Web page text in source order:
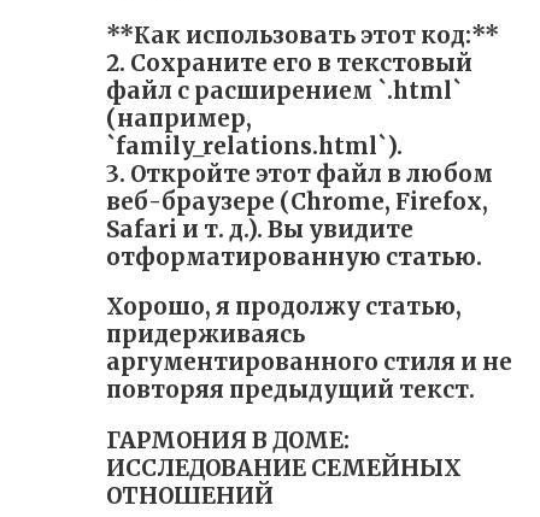
**Как использовать этот код:**
2. Сохраните его в текстовый
файл с расширением `.html`
(например,
`family_relations.html`).
3. Откройте этот файл в любом
веб-браузере (Chrome, Firefox,
Safari и т. д.). Вы увидите
отформатированную статью.
Хорошо, я продолжу статью,
придерживаясь
аргументированного стиля и не
повторяя предыдущий текст.
ГАРМОНИЯ В ДОМЕ:
ИССЛЕДОВАНИЕ СЕМЕЙНЫХ
ОТНОШЕНИЙ